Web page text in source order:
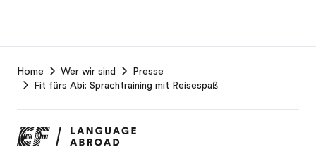
Footer
Home Wer wir sind
Presse
Fit fürs Abi: Sprachtraining mit Reisespaß